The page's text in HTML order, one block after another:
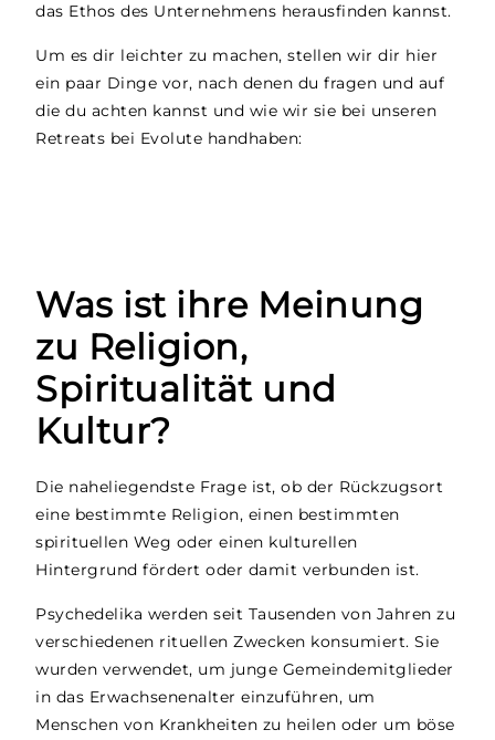
das Ethos des Unternehmens herausfinden kannst.
Um es dir leichter zu machen, stellen wir dir hier
ein paar Dinge vor, nach denen du fragen und auf
die du achten kannst und wie wir sie bei unseren
Retreats bei Evolute handhaben:
Was ist ihre Meinung
zu Religion,
Spiritualität und
Kultur?
Die naheliegendste Frage ist, ob der Rückzugsort
eine bestimmte Religion, einen bestimmten
spirituellen Weg oder einen kulturellen
Hintergrund fördert oder damit verbunden ist.
Psychedelika werden seit Tausenden von Jahren zu
verschiedenen rituellen Zwecken konsumiert. Sie
wurden verwendet, um junge Gemeindemitglieder
in das Erwachsenenalter einzuführen, um
Menschen von Krankheiten zu heilen oder um böse